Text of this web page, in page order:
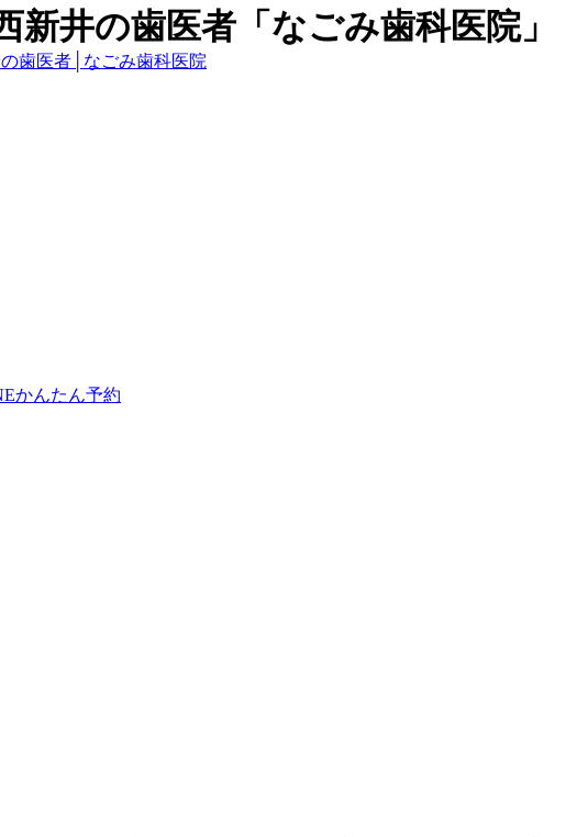
新井の歯医者「なごみ歯科医院」